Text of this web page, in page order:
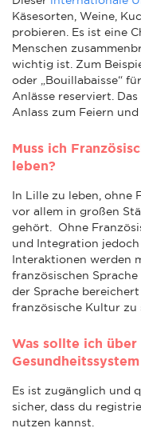
Käsesorten, Weine,
probieren. Es ist eine
Menschen
wichtig ist. Zum
oder „Bouillabaisse“
Anlässe reserviert.
Anlass zum Feiern
Muss ich
leben?
In Lille zu leben, ohne
vor allem in großen
gehört. Ohne
und Integration
Interaktionen werden
französischen
der Sprache
französische Kultur zu
Was sollte ich über
Es ist zugänglich und
sicher, dass du
nutzen kannst.